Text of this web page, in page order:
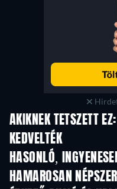
AKIKNEK TETSZETT
KEDVELTÉK
HASONLÓ,
HAMAROSAN